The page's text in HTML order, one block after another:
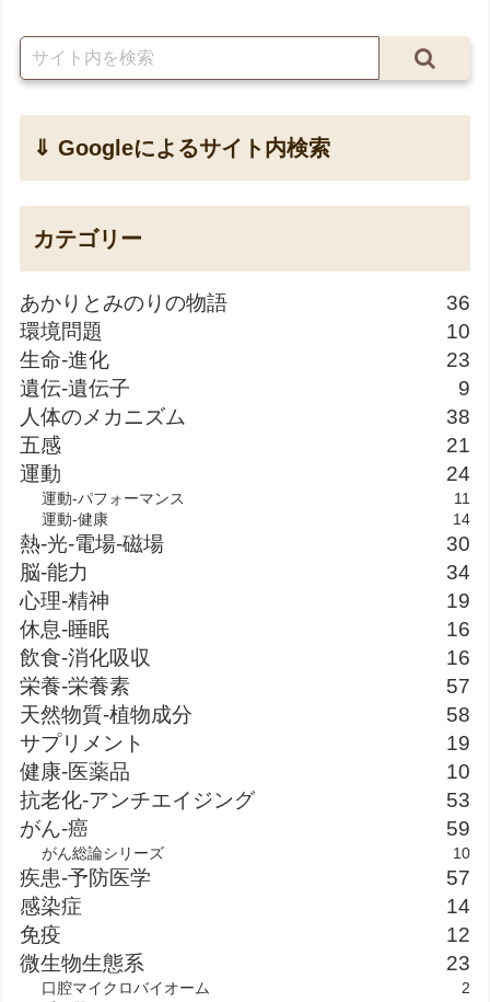
⇓ Googleによるサイト内検索
カテゴリー
あかりとみのりの物語
36
環境問題
10
生命-進化
23
遺伝-遺伝子
9
人体のメカニズム
38
五感
21
運動
24
運動-パフォーマンス
11
運動-健康
14
熱-光-電場-磁場
30
脳-能力
34
心理-精神
19
休息-睡眠
16
飲食-消化吸収
16
栄養-栄養素
57
天然物質-植物成分
58
サプリメント
19
健康-医薬品
10
抗老化-アンチエイジング
53
がん-癌
59
がん総論シリーズ 10
疾患-予防医学
57
感染症
14
免疫
12
微生物生態系
23
口腔マイクロバイオーム
2